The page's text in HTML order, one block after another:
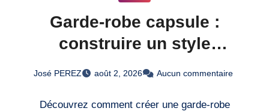
Garde-robe capsule :
construire un style
polyvalent et minimaliste
José PEREZ août 2, 2026 Aucun commentaire
Découvrez comment créer une garde-robe